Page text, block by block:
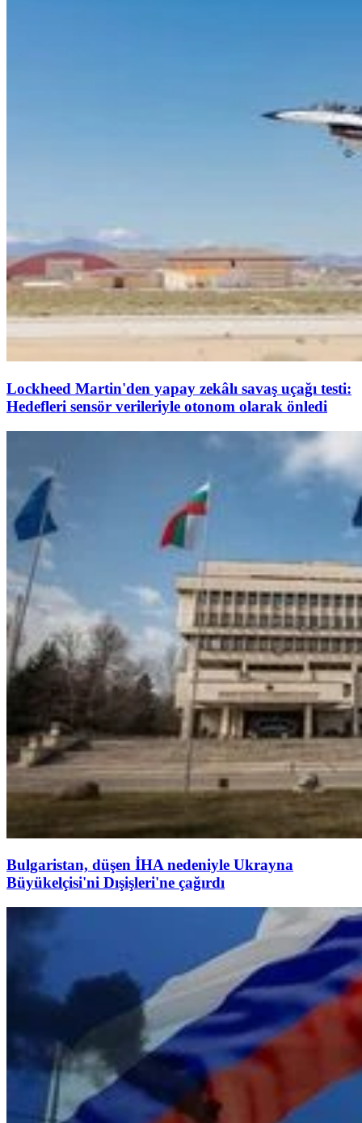
Lockheed Martin'den yapay zekâlı savaş uçağı testi:
Hedefleri sensör verileriyle otonom olarak önledi
Bulgaristan, düşen İHA nedeniyle Ukrayna
Büyükelçisi'ni Dışişleri'ne çağırdı